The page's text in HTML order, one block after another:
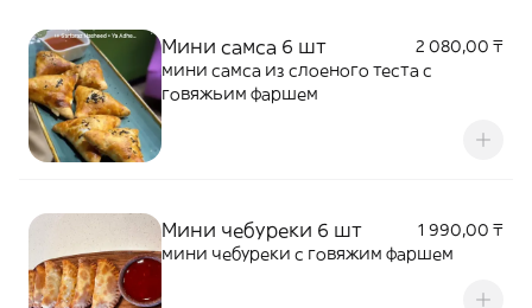
Мини самса 6 шт
2 080,00 ₸
мини самса из слоеного теста с
говяжьим фаршем
Мини чебуреки 6 шт
1 990,00 ₸
мини чебуреки с говяжим фаршем